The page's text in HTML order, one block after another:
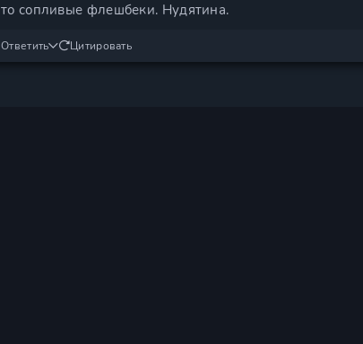
то сопливые флешбеки. Нудятина.
Ответить Цитировать